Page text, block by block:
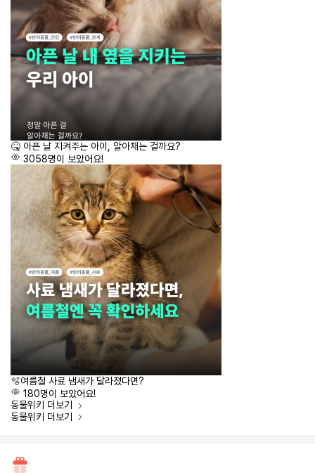
🤒 아픈 날 지켜주는 아이, 알아채는 걸까요?
3058명이 보았어요!
🫧여름철 사료 냄새가 달라졌다면?
180명이 보았어요!
동물위키
더보기
동물위키
더보기